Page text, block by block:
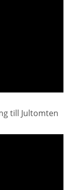
till Jultomten